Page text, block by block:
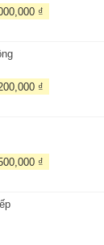
₫
₫
₫